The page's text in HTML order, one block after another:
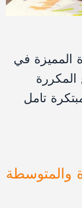
المميزة في
المكررة
تامل
والمتوسطة